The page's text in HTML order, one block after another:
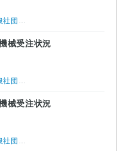
本産業機械工業会
械受注状況
本産業機械工業会
械受注状況
本産業機械工業会